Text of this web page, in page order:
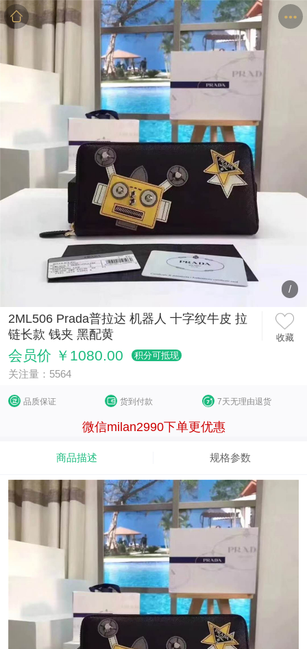
商品 详情 评价
/
2ML506 Prada普拉达 机器人 十字纹牛皮 拉
链长款 钱夹 黑配黄
收藏
会员价 ￥1080.00 积分可抵现
关注量：5564
品质保证 货到付款 7天无理由退货
微信milan2990下单更优惠
商品描述 规格参数